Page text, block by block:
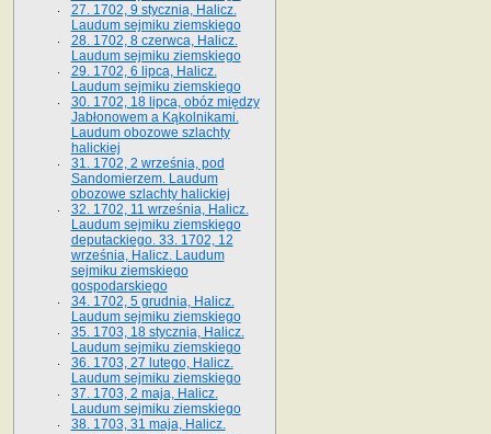
27. 1702, 9 stycznia, Halicz.
Laudum sejmiku ziemskiego
28. 1702, 8 czerwca, Halicz.
Laudum sejmiku ziemskiego
29. 1702, 6 lipca, Halicz.
Laudum sejmiku ziemskiego
30. 1702, 18 lipca, obóz między
Jabłonowem a Kąkolnikami.
Laudum obozowe szlachty
halickiej
31. 1702, 2 września, pod
Sandomierzem. Laudum
obozowe szlachty halickiej
32. 1702, 11 września, Halicz.
Laudum sejmiku ziemskiego
deputackiego. 33. 1702, 12
września, Halicz. Laudum
sejmiku ziemskiego
gospodarskiego
34. 1702, 5 grudnia, Halicz.
Laudum sejmiku ziemskiego
35. 1703, 18 stycznia, Halicz.
Laudum sejmiku ziemskiego
36. 1703, 27 lutego, Halicz.
Laudum sejmiku ziemskiego
37. 1703, 2 maja, Halicz.
Laudum sejmiku ziemskiego
38. 1703, 31 maja, Halicz.